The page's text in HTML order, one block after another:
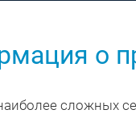
о
сложных